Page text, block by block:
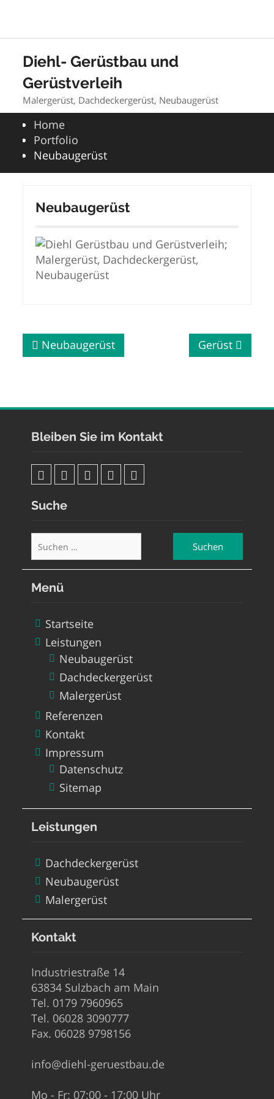
contentDiehl- Gerüstbau und
Gerüstverleih
Malergerüst, Dachdeckergerüst, Neubaugerüst
Home
Portfolio
Neubaugerüst
Neubaugerüst
Neubaugerüst
Gerüst
Bleiben Sie im Kontakt
mail
Suche
Suchen
nach:
Menü
Startseite
Leistungen
Neubaugerüst
Dachdeckergerüst
Malergerüst
Referenzen
Kontakt
Impressum
Datenschutz
Sitemap
Leistungen
Dachdeckergerüst
Neubaugerüst
Malergerüst
Kontakt
Industriestraße 14
63834 Sulzbach am Main
Tel. 0179 7960965
Tel. 06028 3090777
Fax. 06028 9798156
info@diehl-geruestbau.de
Mo - Fr: 07:00 - 17:00 Uhr